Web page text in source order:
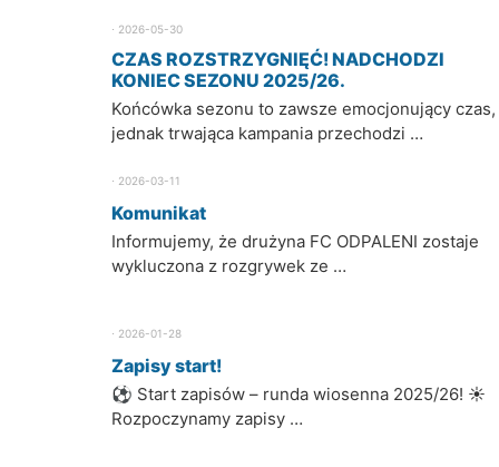
CZAS ROZSTRZYGNIĘĆ! NADCHODZI
KONIEC SEZONU 2025/26.
⋅ 2026-05-30
Końcówka sezonu to zawsze emocjonujący czas,
jednak trwająca kampania przechodzi …
Komunikat
⋅ 2026-03-11
Informujemy, że drużyna FC ODPALENI zostaje
wykluczona z rozgrywek ze …
Zapisy start!
⋅ 2026-01-28
⚽ Start zapisów – runda wiosenna 2025/26! ☀️
Rozpoczynamy zapisy …